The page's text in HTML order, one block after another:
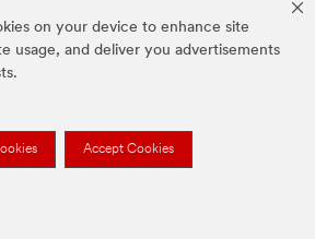
on your device to enhance site
usage, and deliver you advertisements
Accept Cookies